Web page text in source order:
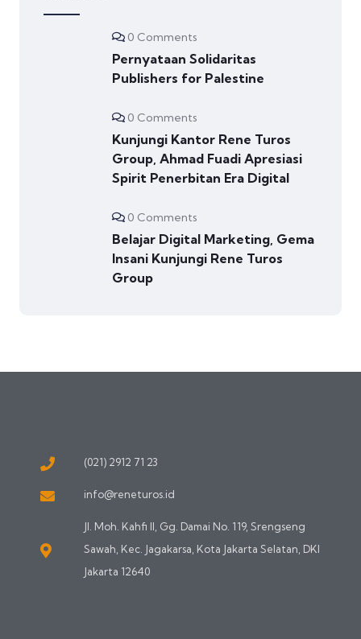
0 Comments
Pernyataan Solidaritas
Publishers for Palestine
0 Comments
Kunjungi Kantor Rene Turos
Group, Ahmad Fuadi Apresiasi
Spirit Penerbitan Era Digital
0 Comments
Belajar Digital Marketing, Gema
Insani Kunjungi Rene Turos
Group
(021) 2912 71 23
info@reneturos.id
Jl. Moh. Kahfi II, Gg. Damai No. 119, Srengseng
Sawah, Kec. Jagakarsa, Kota Jakarta Selatan, DKI
Jakarta 12640